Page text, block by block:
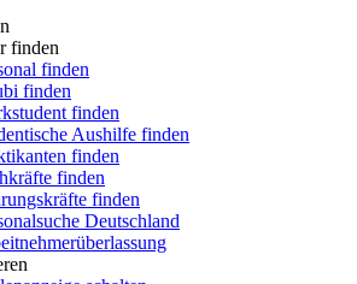
finden
finden
finden
finden
Aushilfe finden
finden
finden
finden
Deutschland